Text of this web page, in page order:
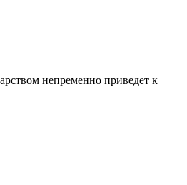
непременно приведет к